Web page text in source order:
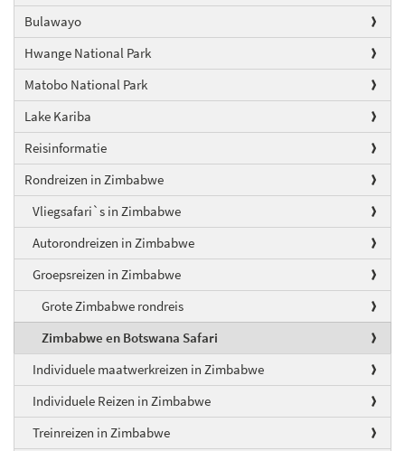
Bulawayo
Hwange National Park
Matobo National Park
Lake Kariba
Reisinformatie
Rondreizen in Zimbabwe
Vliegsafari`s in Zimbabwe
Autorondreizen in Zimbabwe
Groepsreizen in Zimbabwe
Grote Zimbabwe rondreis
Zimbabwe en Botswana Safari
Individuele maatwerkreizen in Zimbabwe
Individuele Reizen in Zimbabwe
Treinreizen in Zimbabwe